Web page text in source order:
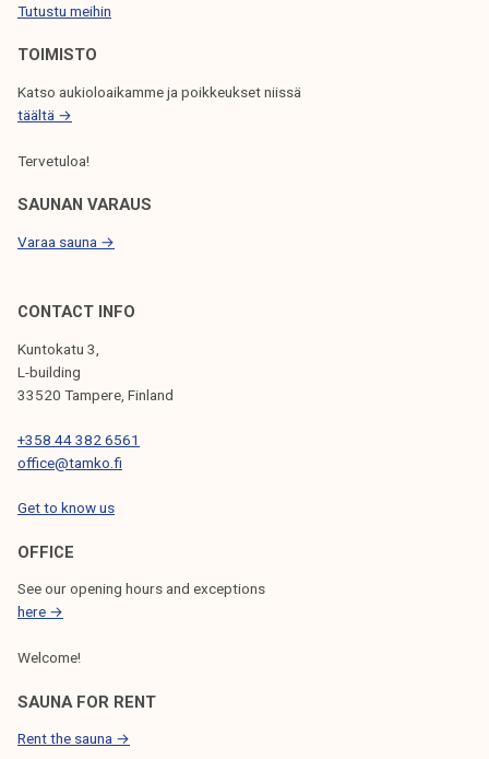
n
L
A
U
Tutustu meihin
TOIMISTO
Katso aukioloaikamme ja poikkeukset niissä
täältä →
Tervetuloa!
SAUNAN VARAUS
Varaa sauna →
CONTACT INFO
Kuntokatu 3,
L-building
33520 Tampere, Finland
+358 44 382 6561
office@tamko.fi
Get to know us
OFFICE
See our opening hours and exceptions
here →
Welcome!
SAUNA FOR RENT
Rent the sauna →